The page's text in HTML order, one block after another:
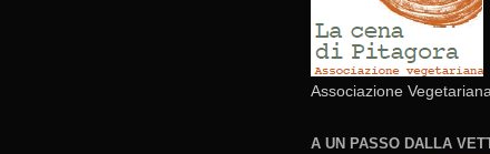
Associazione
A UN PASSO DALLA